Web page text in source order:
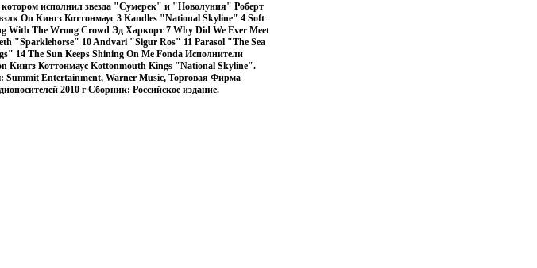
исполнил звезда "Сумерек" и "Новолуния" Роберт
On Кингз Коттонмаус 3 Kandles "National Skyline" 4 Soft
The Wrong Crowd Эд Харкорт 7 Why Did We Ever Meet
"Sparklehorse" 10 Andvari "Sigur Ros" 11 Parasol "The Sea
14 The Sun Keeps Shining On Me Fonda Исполнители
Кингз Коттонмаус Kottonmouth Kings "National Skyline".
Entertainment, Warner Music, Торговая Фирма
2010 г Сборник: Российское издание.